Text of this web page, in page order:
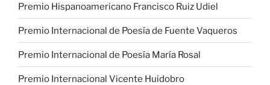
Premio Hispanoamericano Francisco Ruiz Udiel
Premio Internacional de Poesía de Fuente Vaqueros
Premio Internacional de Poesía María Rosal
Premio Internacional Vicente Huidobro